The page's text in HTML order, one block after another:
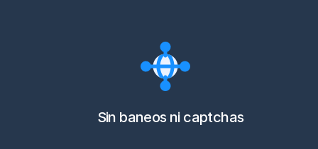
Sin baneos ni captchas